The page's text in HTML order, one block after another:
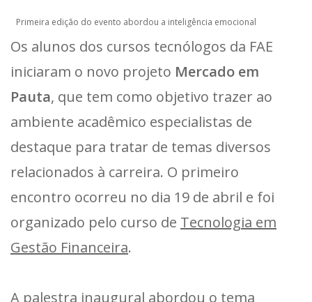
Primeira edição do evento abordou a inteligência emocional
Os alunos dos cursos tecnólogos da FAE
iniciaram o novo projeto Mercado em
Pauta, que tem como objetivo trazer ao
ambiente acadêmico especialistas de
destaque para tratar de temas diversos
relacionados à carreira. O primeiro
encontro ocorreu no dia 19 de abril e foi
organizado pelo curso de Tecnologia em
Gestão Financeira.
A palestra inaugural abordou o tema